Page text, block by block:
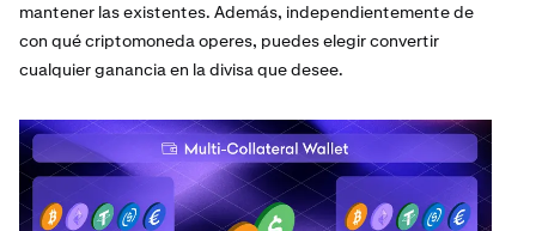
mantener las existentes. Además, independientemente de
con qué criptomoneda operes, puedes elegir convertir
cualquier ganancia en la divisa que desee.